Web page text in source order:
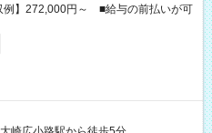
】272,000円～ ■給与の前払いが可